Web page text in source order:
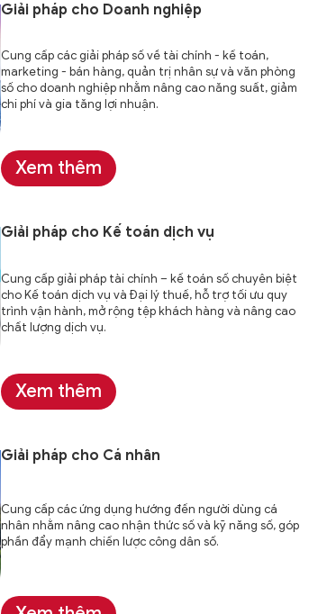
Giải pháp cho Doanh nghiệp
Cung cấp các giải pháp số về tài chính - kế toán,
marketing - bán hàng, quản trị nhân sự và văn phòng
số cho doanh nghiệp nhằm nâng cao năng suất, giảm
chi phí và gia tăng lợi nhuận.
Xem thêm
Giải pháp cho Kế toán dịch vụ
Cung cấp giải pháp tài chính – kế toán số chuyên biệt
cho Kế toán dịch vụ và Đại lý thuế, hỗ trợ tối ưu quy
trình vận hành, mở rộng tệp khách hàng và nâng cao
chất lượng dịch vụ.
Xem thêm
Giải pháp cho Cá nhân
Cung cấp các ứng dụng hướng đến người dùng cá
nhân nhằm nâng cao nhận thức số và kỹ năng số, góp
phần đẩy mạnh chiến lược công dân số.